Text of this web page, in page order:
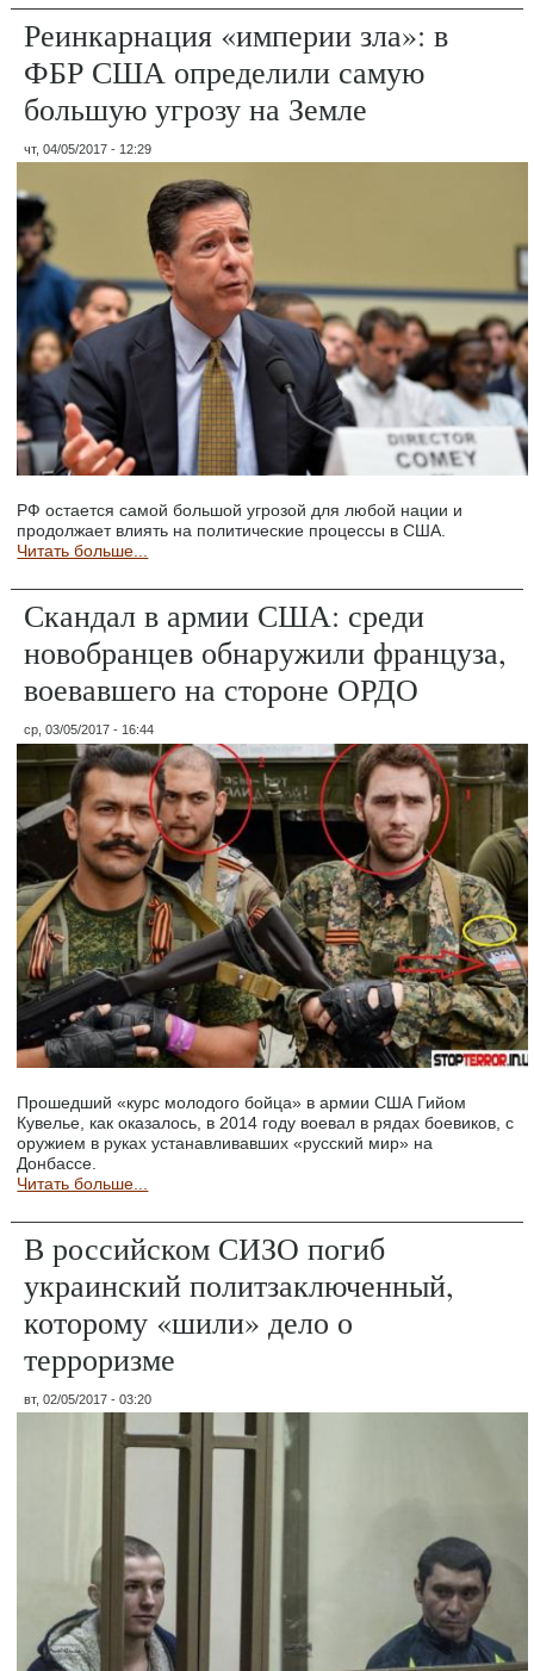
Реинкарнация «империи зла»: в
ФБР США определили самую
большую угрозу на Земле
чт, 04/05/2017 - 12:29
РФ остается самой большой угрозой для любой нации и
продолжает влиять на политические процессы в США.
Читать больше...
Скандал в армии США: среди
новобранцев обнаружили француза,
воевавшего на стороне ОРДО
ср, 03/05/2017 - 16:44
Прошедший «курс молодого бойца» в армии США Гийом
Кувелье, как оказалось, в 2014 году воевал в рядах боевиков, с
оружием в руках устанавливавших «русский мир» на
Донбассе.
Читать больше...
В российском СИЗО погиб
украинский политзаключенный,
которому «шили» дело о
терроризме
вт, 02/05/2017 - 03:20